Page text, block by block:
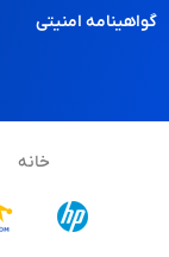
گواهینامه امنیتی
خانه